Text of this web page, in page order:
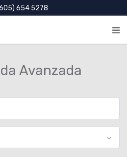
654 5278
Avanzada